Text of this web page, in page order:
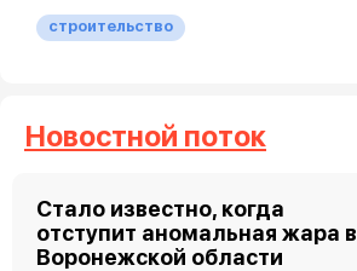
строительство
Новостной поток
Стало известно, когда
отступит аномальная жара в
Воронежской области